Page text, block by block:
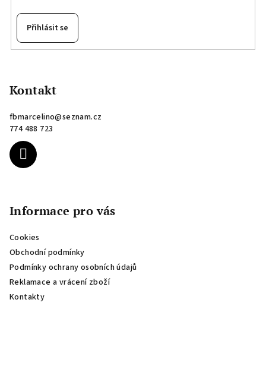
Přihlásit se
Kontakt
fbmarcelino@seznam.cz
774 488 723
Informace pro vás
Cookies
Obchodní podmínky
Podmínky ochrany osobních údajů
Reklamace a vrácení zboží
Kontakty